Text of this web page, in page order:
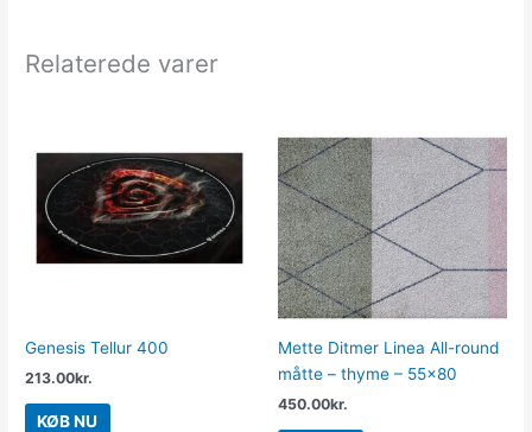
Relaterede varer
Genesis Tellur 400
213.00kr.
KØB NU
Mette Ditmer Linea All-round
måtte – thyme – 55×80
450.00kr.